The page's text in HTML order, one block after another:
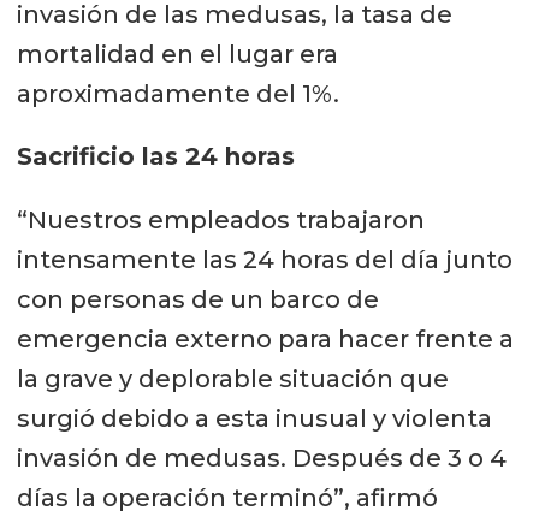
invasión de las medusas, la tasa de
mortalidad en el lugar era
aproximadamente del 1%.
Sacrificio las 24 horas
“Nuestros empleados trabajaron
intensamente las 24 horas del día junto
con personas de un barco de
emergencia externo para hacer frente a
la grave y deplorable situación que
surgió debido a esta inusual y violenta
invasión de medusas. Después de 3 o 4
días la operación terminó”, afirmó